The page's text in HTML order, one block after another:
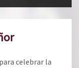
celebrar la